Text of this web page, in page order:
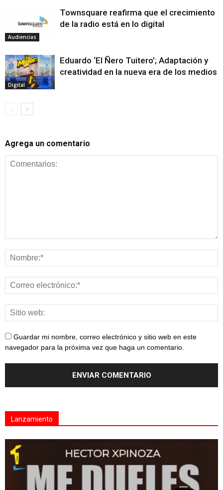
Audiencias
Townsquare reafirma que el crecimiento
de la radio está en lo digital
Digital
Eduardo ‘El Ñero Tuitero’; Adaptación y
creatividad en la nueva era de los medios
Agrega un comentario
Guardar mi nombre, correo electrónico y sitio web en este
navegador para la próxima vez que haga un comentario.
Lanzamiento